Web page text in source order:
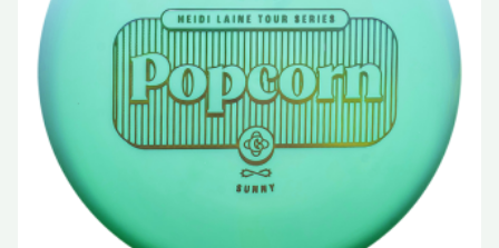
variaties.
Deze
optie
kan
gekozen
worden